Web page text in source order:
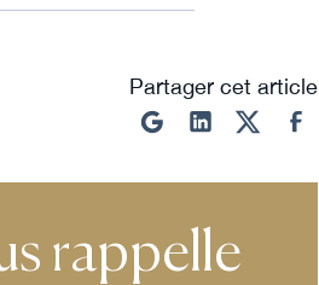
Partager cet article
rappelle